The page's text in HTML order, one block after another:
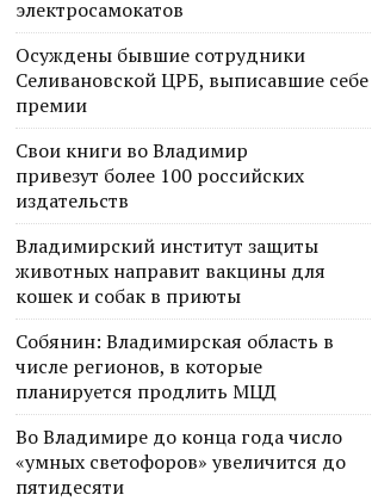
электросамокатов
Осуждены бывшие сотрудники
Селивановской ЦРБ, выписавшие себе
премии
Свои книги во Владимир
привезут более 100 российских
издательств
Владимирский институт защиты
животных направит вакцины для
кошек и собак в приюты
Собянин: Владимирская область в
числе регионов, в которые
планируется продлить МЦД
Во Владимире до конца года число
«умных светофоров» увеличится до
пятидесяти